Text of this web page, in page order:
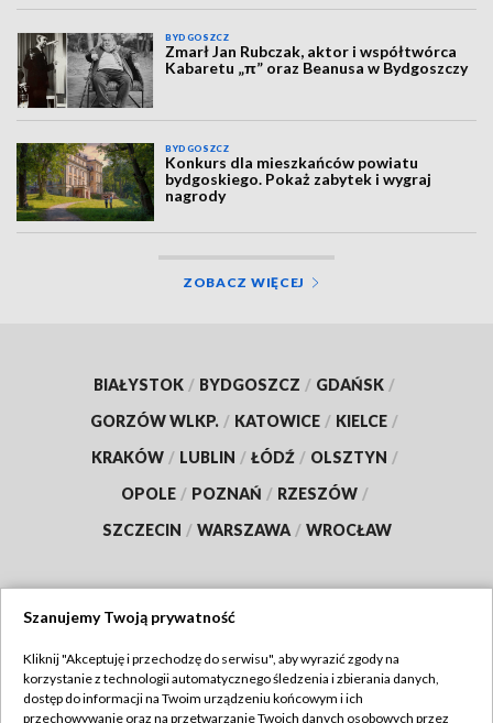
BYDGOSZCZ
Zmarł Jan Rubczak, aktor i współtwórca
Kabaretu „π” oraz Beanusa w Bydgoszczy
BYDGOSZCZ
Konkurs dla mieszkańców powiatu
bydgoskiego. Pokaż zabytek i wygraj
nagrody
ZOBACZ WIĘCEJ
BIAŁYSTOK / BYDGOSZCZ / GDAŃSK /
GORZÓW WLKP. / KATOWICE / KIELCE /
KRAKÓW / LUBLIN / ŁÓDŹ / OLSZTYN /
OPOLE / POZNAŃ / RZESZÓW /
SZCZECIN / WARSZAWA / WROCŁAW
TVP
Szanujemy Twoją prywatność
Kliknij "Akceptuję i przechodzę do serwisu", aby wyrazić zgody na
korzystanie z technologii automatycznego śledzenia i zbierania danych,
dostęp do informacji na Twoim urządzeniu końcowym i ich
przechowywanie oraz na przetwarzanie Twoich danych osobowych przez